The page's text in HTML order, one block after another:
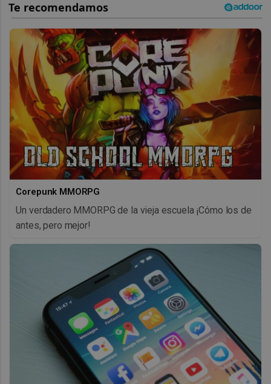
Corepunk MMORPG
Un verdadero MMORPG de la vieja escuela ¡Cómo los de
antes, pero mejor!